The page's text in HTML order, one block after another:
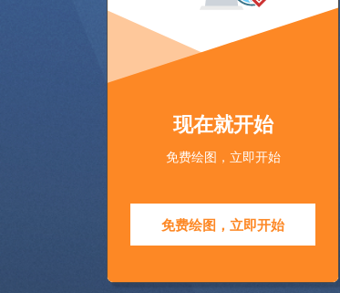
现在就开始
免费绘图，立即开始
免费绘图，立即开始